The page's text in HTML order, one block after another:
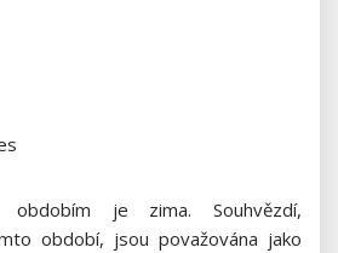
obdobím je zima. Souhvězdí,
období, jsou považována jako